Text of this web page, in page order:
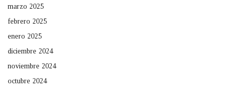
marzo 2025
febrero 2025
enero 2025
diciembre 2024
noviembre 2024
octubre 2024